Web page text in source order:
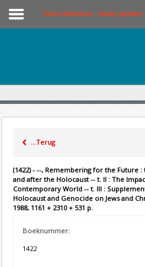
Online bibliotheek – Boeken opzoeken
...Terug
(1422) - --, Remembering for the Future :
and after the Holocaust -- t. II : The
Contemporary World -- t. III :
Holocaust and Genocide on Jews and
1988, 1161 + 2310 + 531 p.
Boeknummer:
1422